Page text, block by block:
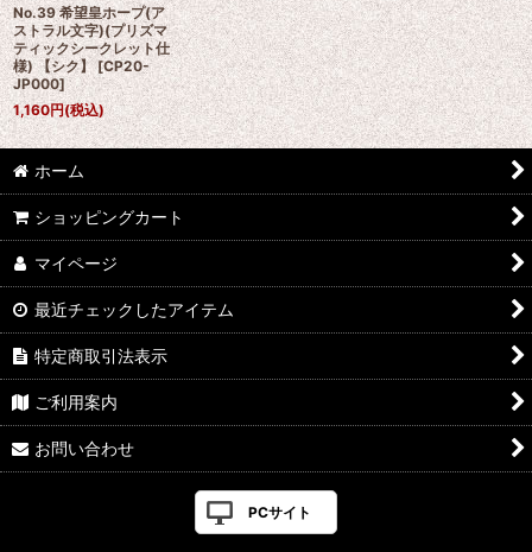
No.39 希望皇ホープ(ア
ストラル文字)(プリズマ
ティックシークレット仕
様) 【シク】 [CP20-
JP000]
1,160円(税込)
ホーム
ショッピングカート
マイページ
最近チェックしたアイテム
特定商取引法表示
ご利用案内
お問い合わせ
PCサイト